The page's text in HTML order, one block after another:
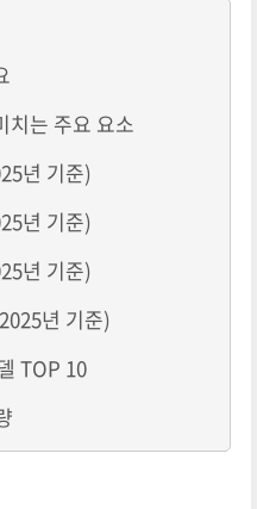
치는 주요 요소
년 기준)
년 기준)
년 기준)
년 기준)
TOP 10